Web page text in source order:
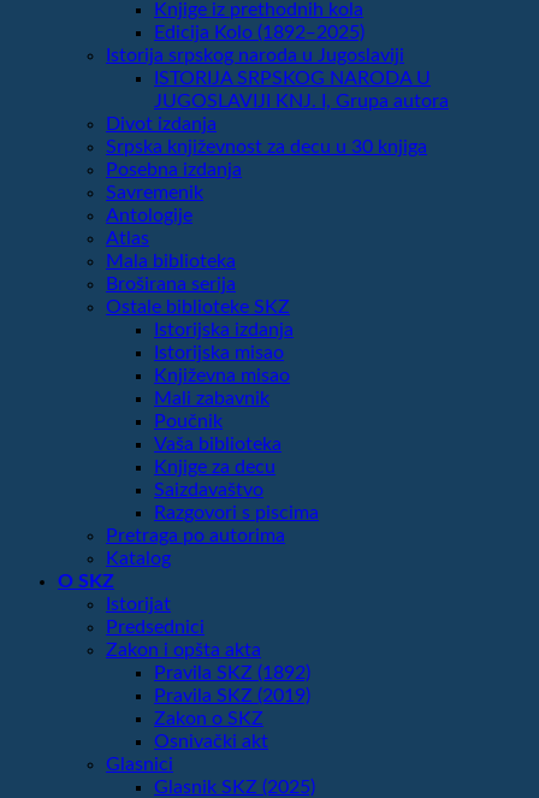
Knjige iz prethodnih kola
Edicija Kolo (1892‒2025)
Istorija srpskog naroda u Jugoslaviji
ISTORIJA SRPSKOG NARODA U
JUGOSLAVIJI KNJ. I, Grupa autora
Divot izdanja
Srpska književnost za decu u 30 knjiga
Posebna izdanja
Savremenik
Antologije
Atlas
Mala biblioteka
Broširana serija
Ostale biblioteke SKZ
Istorijska izdanja
Istorijska misao
Književna misao
Mali zabavnik
Poučnik
Vaša biblioteka
Knjige za decu
Saizdavaštvo
Razgovori s piscima
Pretraga po autorima
Katalog
O SKZ
Istorijat
Predsednici
Zakon i opšta akta
Pravila SKZ (1892)
Pravila SKZ (2019)
Zakon o SKZ
Osnivački akt
Glasnici
Glasnik SKZ (2025)